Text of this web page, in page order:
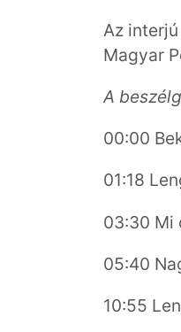
Az
Magyar
A
00:00
01:18
03:30 Mi
05:40
10:55